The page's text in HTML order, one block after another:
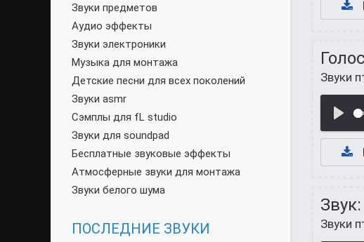
Звуки
Звуки
Звуки предметов
Аудио эффекты
Звуки электроники
Музыка для монтажа
Детские песни для всех поколений
Звуки asmr
Сэмплы для fL studio
Звуки для soundpad
Бесплатные звуковые эффекты
Атмосферные звуки для монтажа
Звуки белого шума
ПОСЛЕДНИЕ ЗВУКИ